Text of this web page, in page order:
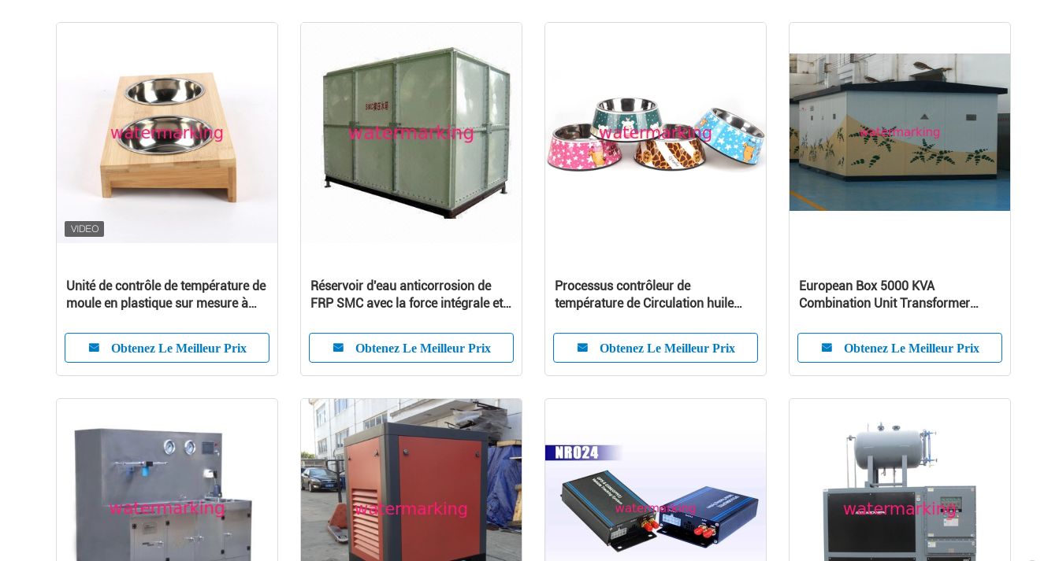
Unité de contrôle de température de
moule en plastique sur mesure à
Obtenez Le Meilleur Prix
Réservoir d'eau anticorrosion de
FRP SMC avec la force intégrale et
Obtenez Le Meilleur Prix
Processus contrôleur de
température de Circulation huile
Injection
Obtenez Le Meilleur Prix
European Box 5000 KVA
Combination Unit Transformer
Obtenez Le Meilleur Prix